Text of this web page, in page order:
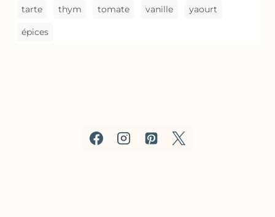
tarte thym tomate vanille yaourt
épices